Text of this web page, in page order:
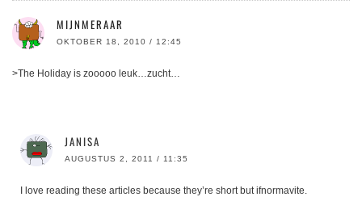
MIJNMERAAR
OKTOBER 18, 2010 / 12:45
>The Holiday is zooooo leuk…zucht…
JANISA
AUGUSTUS 2, 2011 / 11:35
I love reading these articles because they’re short but ifnormavite.